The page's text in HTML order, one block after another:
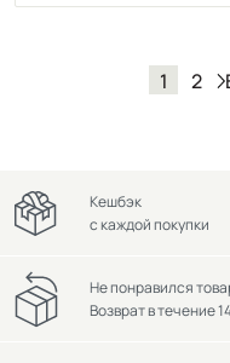
1 2
Кешбэк
с каждой покупки
Не понравился
Возврат в течение